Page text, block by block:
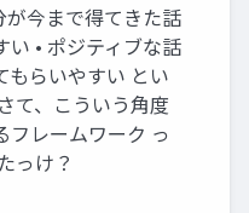
が今まで得てきた話
い • ポジティブな話
もらいやすい とい
て、こういう角度
フレームワーク っ
っけ？